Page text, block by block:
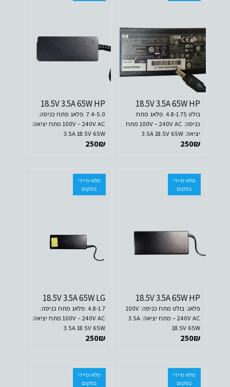
18.5V 3.5A 65W HP
בולט 4.8-1.75 :פלאג מתח
כניסה: 100V – 240V AC מתח
יציאה: 3.5A 18.5V 65W
250₪
18.5V 3.5A 65W HP
7.4-5.0 :פלאג מתח כניסה:
100V – 240V AC מתח יציאה:
3.5A 18.5V 65W
250₪
מלאי מיידי
במקום
18.5V 3.5A 65W HP
פלאג: בולט מתח כניסה: 100V
– 240V AC מתח יציאה: 3.5A
18.5V 65W
250₪
מלאי מיידי
במקום
18.5V 3.5A 65W LG
4.8-1.7 :פלאג מתח כניסה:
100V – 240V AC מתח יציאה:
3.5A 18.5V 65W
250₪
מלאי מיידי
במקום
מלאי מיידי
במקום